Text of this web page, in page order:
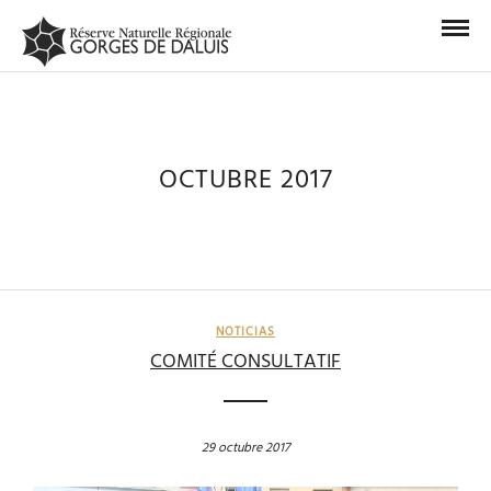
OCTUBRE 2017
NOTICIAS
COMITÉ CONSULTATIF
29 octubre 2017